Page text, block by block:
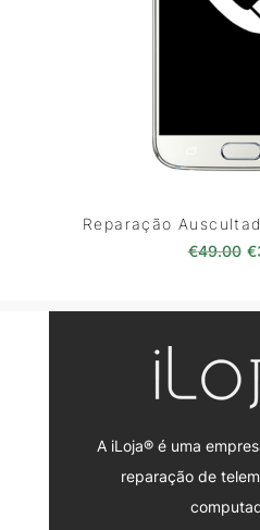
Reparação
€49.00 €
A iLoja® é uma
reparação de